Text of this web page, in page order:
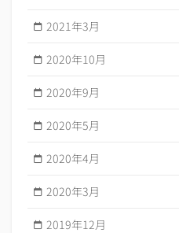
2021年3月
2020年10月
2020年9月
2020年5月
2020年4月
2020年3月
2019年12月